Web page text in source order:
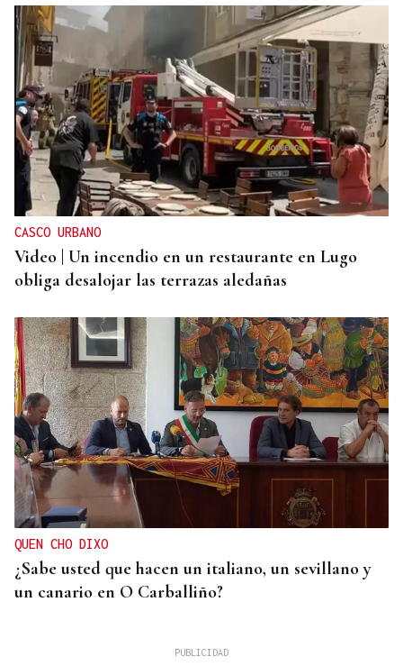
CASCO URBANO
Video | Un incendio en un restaurante en Lugo
obliga desalojar las terrazas aledañas
QUEN CHO DIXO
¿Sabe usted que hacen un italiano, un sevillano y
un canario en O Carballiño?